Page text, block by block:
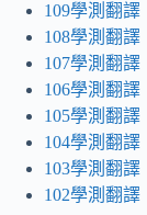
109學測翻譯
108學測翻譯
107學測翻譯
106學測翻譯
105學測翻譯
104學測翻譯
103學測翻譯
102學測翻譯